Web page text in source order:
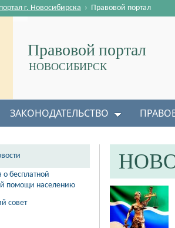
Правовой портал
НОВОСИБИРСК
г. Новосибирска › Правовой портал
ЗАКОНОДАТЕЛЬСТВО
бесплатной
помощи населению
совет